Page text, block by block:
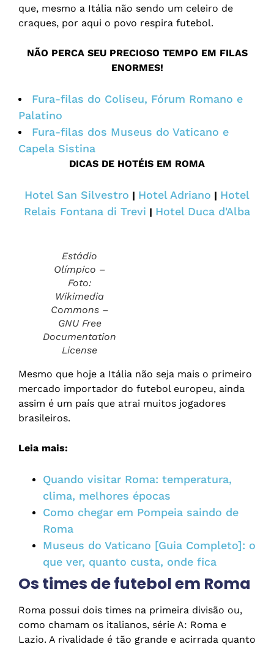
que, mesmo a Itália não sendo um celeiro de
craques, por aqui o povo respira futebol.
NÃO PERCA SEU PRECIOSO TEMPO EM FILAS
ENORMES!
Fura-filas do Coliseu, Fórum Romano e
Palatino
Fura-filas dos Museus do Vaticano e
Capela Sistina
DICAS DE HOTÉIS EM ROMA
Hotel San Silvestro | Hotel Adriano | Hotel
Relais Fontana di Trevi | Hotel Duca d'Alba
Estádio
Olímpico –
Foto:
Wikimedia
Commons –
GNU Free
Documentation
License
Mesmo que hoje a Itália não seja mais o primeiro
mercado importador do futebol europeu, ainda
assim é um país que atrai muitos jogadores
brasileiros.
Leia mais:
Quando visitar Roma: temperatura,
clima, melhores épocas
Como chegar em Pompeia saindo de
Roma
Museus do Vaticano [Guia Completo]: o
que ver, quanto custa, onde fica
Os times de futebol em Roma
Roma possui dois times na primeira divisão ou,
como chamam os italianos, série A: Roma e
Lazio. A rivalidade é tão grande e acirrada quanto